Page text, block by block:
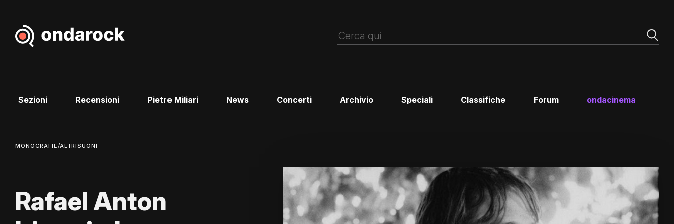
Sezioni Recensioni Pietre Miliari News Concerti Archivio Speciali Classifiche Forum ondacinema
MONOGRAFIE/ALTRISUONI
Rafael Anton